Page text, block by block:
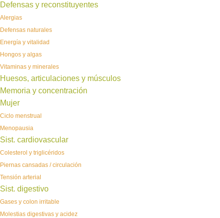
Defensas y reconstituyentes
Alergias
Defensas naturales
Energía y vitalidad
Hongos y algas
Vitaminas y minerales
Huesos, articulaciones y músculos
Memoria y concentración
Mujer
Ciclo menstrual
Menopausia
Sist. cardiovascular
Colesterol y triglicéridos
Piernas cansadas / circulación
Tensión arterial
Sist. digestivo
Gases y colon irritable
Molestias digestivas y acidez